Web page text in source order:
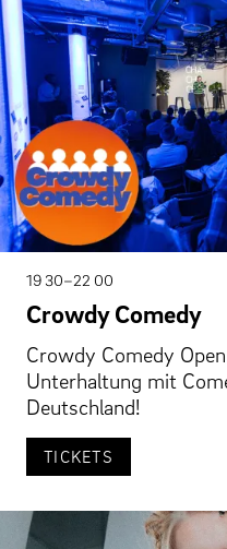
19 30–22 00
Crowdy Comedy
Crowdy Comedy
Unterhaltung mit
Deutschland!
TICKETS